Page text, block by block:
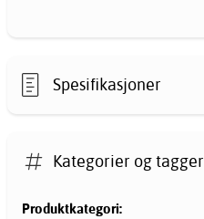
Spesifikasjoner
Kategorier og tagger
Produktkategori: